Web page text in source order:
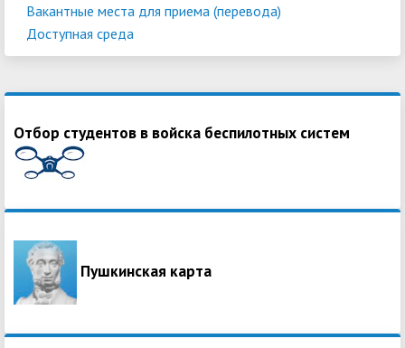
Вакантные места для приема (перевода)
Доступная среда
Отбор студентов в войска беспилотных систем
Пушкинская карта